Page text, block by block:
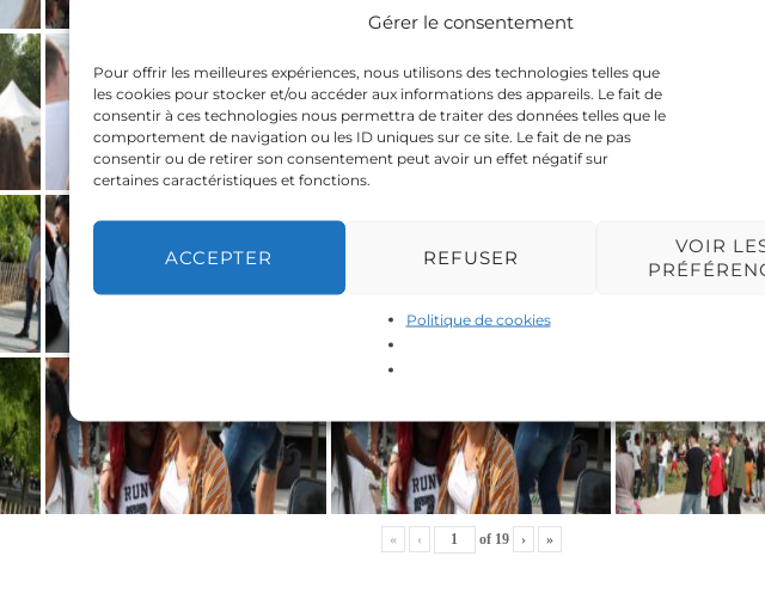
Gérer le consentement
Pour offrir les meilleures expériences, nous utilisons des technologies telles que
les cookies pour stocker et/ou accéder aux informations des appareils. Le fait de
consentir à ces technologies nous permettra de traiter des données telles que le
comportement de navigation ou les ID uniques sur ce site. Le fait de ne pas
consentir ou de retirer son consentement peut avoir un effet négatif sur
certaines caractéristiques et fonctions.
ACCEPTER REFUSER
VOIR
Politique de cookies
« ‹ of 19 › »